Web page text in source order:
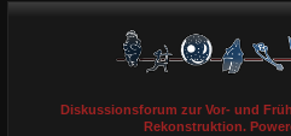
Diskussionsforum zur Vor- und
Rekonstruktion.